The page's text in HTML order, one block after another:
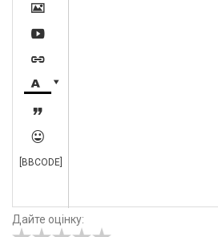







[BBCODE]
Дайте оцінку: